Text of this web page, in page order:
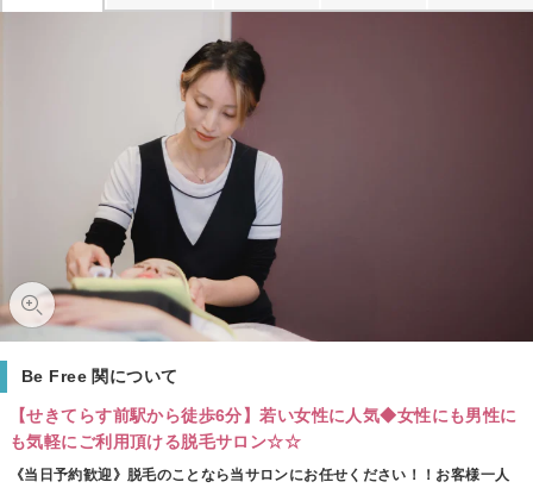
Be Free 関について
【せきてらす前駅から徒歩6分】若い女性に人気◆女性にも男性に
も気軽にご利用頂ける脱毛サロン☆☆
《当日予約歓迎》脱毛のことなら当サロンにお任せください！！お客様一人